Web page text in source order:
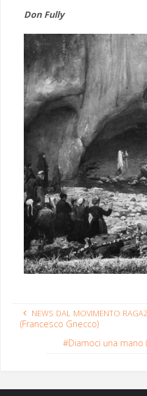
Don Ful­ly
NEWS DAL MOVIMENTO
(Francesco Gnecco)
#Diamoci una mano